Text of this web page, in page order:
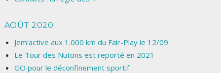
AOÛT 2020
Jem'active aux 1.000 km du Fair-Play le 12/09
Le Tour des Nutons est reporté en 2021
GO pour le déconfinement sportif